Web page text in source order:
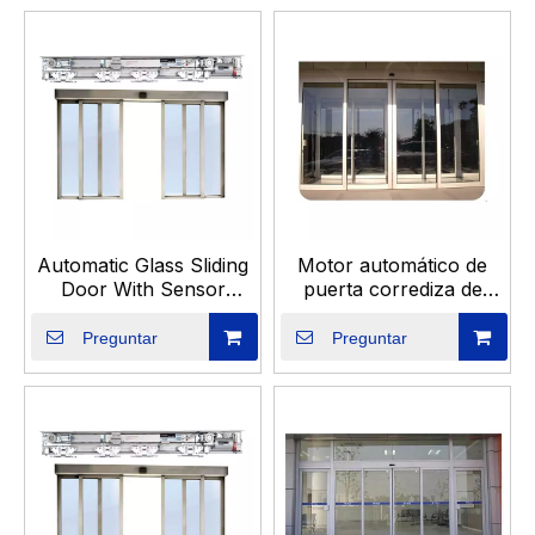
entradas de villas privadas, eligiendo la solución de
Chinacomo Omker garantiza el valor y la
confiabilidad a largo plazo.
Automatic Glass Sliding
Door With Sensor
Motor Auto Door for
Hotel
Preguntar
Motor automático de
puerta corrediza de
vidrio de aluminio
Preguntar